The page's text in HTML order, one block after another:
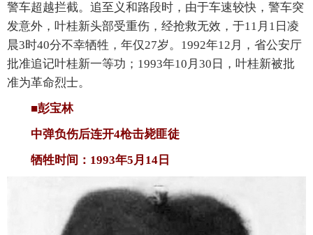
警车超越拦截。追至义和路段时，由于车速较快，警车突
发意外，叶桂新头部受重伤，经抢救无效，于11月1日凌
晨3时40分不幸牺牲，年仅27岁。1992年12月，省公安厅
批准追记叶桂新一等功；1993年10月30日，叶桂新被批
准为革命烈士。
■彭宝林
中弹负伤后连开4枪击毙匪徒
牺牲时间：1993年5月14日